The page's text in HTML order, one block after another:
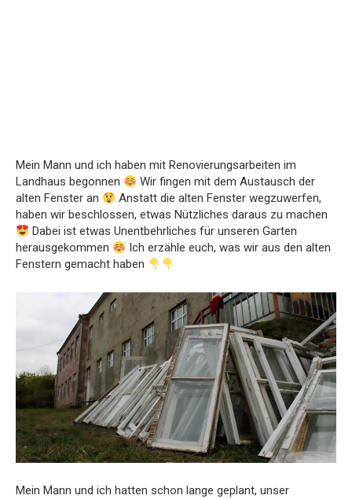
Mein Mann und ich haben mit Renovierungsarbeiten im
Landhaus begonnen
Wir fingen mit dem Austausch der
alten Fenster an
Anstatt die alten Fenster wegzuwerfen,
haben wir beschlossen, etwas Nützliches daraus zu machen
Dabei ist etwas Unentbehrliches für unseren Garten
herausgekommen
Ich erzähle euch, was wir aus den alten
Fenstern gemacht haben
Mein Mann und ich hatten schon lange geplant, unser